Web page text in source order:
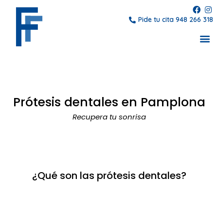
Pide tu cita 948 266 318
Prótesis dentales en Pamplona
Recupera tu sonrisa
¿Qué son las prótesis dentales?